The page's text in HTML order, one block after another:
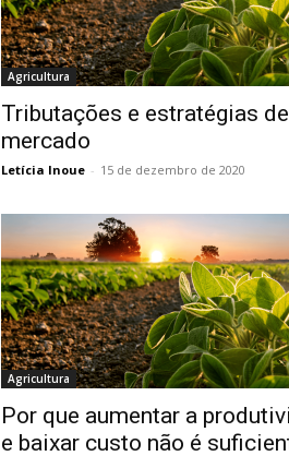
Agricultura
Tributações e estratégias de
mercado
Letícia Inoue - 15 de dezembro de 2020
Agricultura
Por que aumentar a
e baixar custo não é